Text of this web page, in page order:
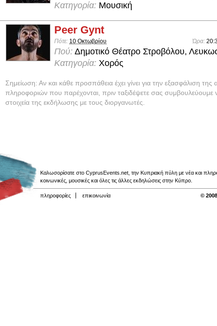
Κατηγορία: Μουσική
Peer Gynt
Πότε: 10 Οκτωβρίου Ώρα:
Πού: Δημοτικό Θέατρο Στροβόλου,
Κατηγορία: Χορός
Σημείωση: Αν και κάθε προσπάθεια έχει γίνει για την εξασφάλιση της
πληροφοριών που παρέχονται, πριν ταξιδέψετε σας συμβουλεύουμε
στοιχεία της εκδήλωσης με τους διοργανωτές.
Καλωσορίσατε στο CyprusEvents.net, την Κυπριακή πύλη με νέα και
κοινωνικές, μουσικές και όλες τις άλλες εκδηλώσεις στην Κύπρο.
πληροφορίες επικοινωνία ©